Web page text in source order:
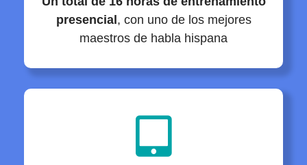
presencial , con uno de los mejores
maestros de habla hispana